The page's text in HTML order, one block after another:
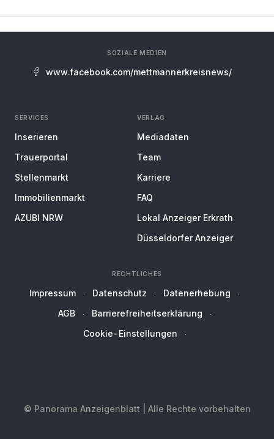
SOZIALE MEDIEN
www.facebook.com/mettmannerkreisnews/
SERVICES
Inserieren
Trauerportal
Stellenmarkt
Immobilienmarkt
AZUBI NRW
VERLAG
Mediadaten
Team
Karriere
FAQ
Lokal Anzeiger Erkrath
Düsseldorfer Anzeiger
RECHTLICHES
Impressum Datenschutz
Datenerhebung
AGB
Barrierefreiheitserklärung
Cookie-Einstellungen
© Panorama Anzeigenblatt | Alle Rechte vorbehalten